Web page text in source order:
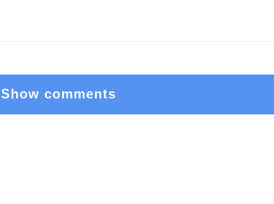
Show comments